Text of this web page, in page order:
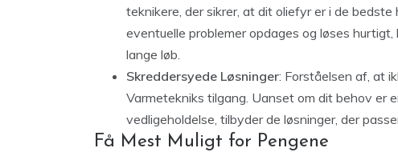
teknikere, der sikrer, at dit oliefyr er i de
eventuelle problemer opdages og løses
lange løb.
Skreddersyede Løsninger: Forståelsen af, at
Varmetekniks tilgang. Uanset om dit behov er
vedligeholdelse, tilbyder de løsninger, der
Få Mest Muligt for Pengene